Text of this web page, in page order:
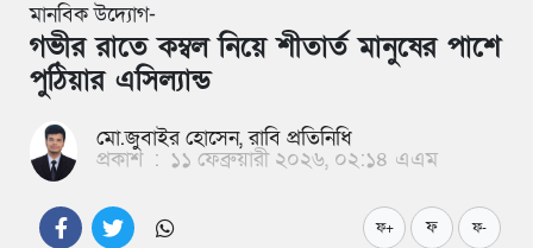
মানবিক উদ্যোগ-
গভীর রাতে কম্বল নিয়ে শীতার্ত মানুষের পাশে
পুঠিয়ার এসিল্যান্ড
মো.জুবাইর হোসেন, রাবি প্রতিনিধি
প্রকাশ : ১১ ফেব্রুয়ারী ২০২৬, ০২:১৪ এএম
ফ+ ফ ফ-